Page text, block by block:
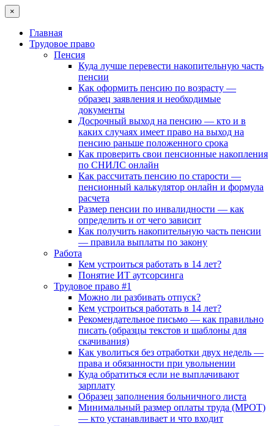
×
Главная
Трудовое право
Пенсия
Куда лучше перевести накопительную часть
пенсии
Как оформить пенсию по возрасту —
образец заявления и необходимые
документы
Досрочный выход на пенсию — кто и в
каких случаях имеет право на выход на
пенсию раньше положенного срока
Как проверить свои пенсионные накопления
по СНИЛС онлайн
Как рассчитать пенсию по старости —
пенсионный калькулятор онлайн и формула
расчета
Размер пенсии по инвалидности — как
определить и от чего зависит
Как получить накопительную часть пенсии
— правила выплаты по закону
Работа
Кем устроиться работать в 14 лет?
Понятие ИТ аутсорсинга
Трудовое право #1
Можно ли разбивать отпуск?
Кем устроиться работать в 14 лет?
Рекомендательное письмо — как правильно
писать (образцы текстов и шаблоны для
скачивания)
Как уволиться без отработки двух недель —
права и обязанности при увольнении
Куда обратиться если не выплачивают
зарплату
Образец заполнения больничного листа
Минимальный размер оплаты труда (МРОТ)
— кто устанавливает и что входит